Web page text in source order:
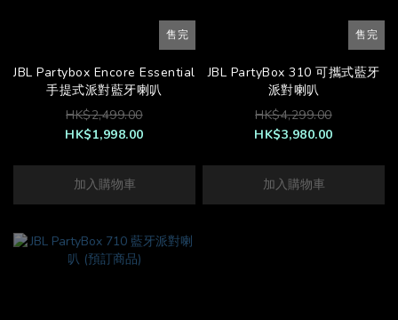
售完
JBL Partybox Encore Essential
手提式派對藍牙喇叭
HK$2,499.00
HK$1,998.00
加入購物車
售完
JBL PartyBox 310 可攜式藍牙
派對喇叭
HK$4,299.00
HK$3,980.00
加入購物車